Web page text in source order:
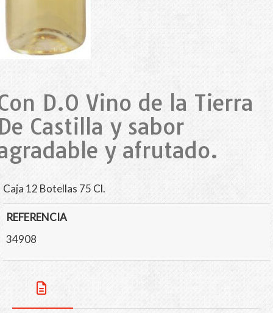
D.O Vino de la Tierra
Castilla y sabor
y afrutado.
Caja 12 Botellas 75 Cl.
REFERENCIA
34908